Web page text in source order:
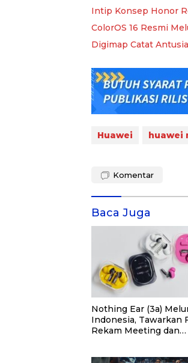
Intip Konsep Honor
ColorOS 16 Resmi
Digimap Catat
Huawei huawei
Komentar
Baca Juga
Nothing Ear (3a)
Indonesia, Tawarkan
Rekam Meeting dan